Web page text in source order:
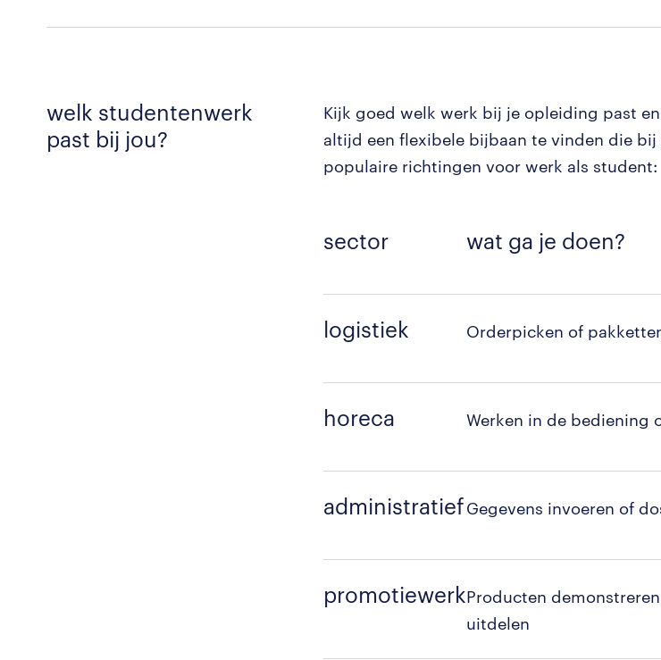
welk studentenwerk
past bij jou?
Kijk goed welk werk bij je opleiding past
altijd een flexibele bijbaan te vinden die
populaire richtingen voor werk als student:
sector wat ga je doen?
logistiek Orderpicken of
horeca Werken in de bediening
administratiefGegevens invoeren of
promotiewerkProducten
uitdelen